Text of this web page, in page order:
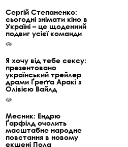
Сергій Степаненко:
сьогодні знімати кіно в
Україні – це щоденний
подвиг усієї команди
Я хочу від тебе сексу:
презентовано
український трейлер
драми Ґреґґа Аракі з
Олівією Вайлд
Месник: Ендрю
Ґарфілд очолить
масштабне народне
повстання в новому
екшені Пола